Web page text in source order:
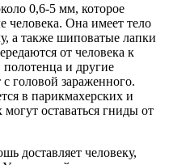
0,6-5 мм, которое
человека. Она имеет тело
а также шиповатые лапки
от человека к
полотенца и другие
головой зараженного.
в парикмахерских и
могут оставаться гниды от
доставляет человеку,